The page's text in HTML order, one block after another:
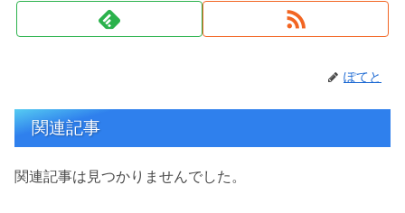
ぽてと
関連記事
関連記事は見つかりませんでした。